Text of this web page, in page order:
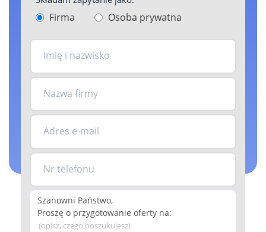
Firma Osoba prywatna
Imię i nazwisko
Nazwa firmy
Adres e-mail
Nr telefonu
(opisz, czego poszukujesz)